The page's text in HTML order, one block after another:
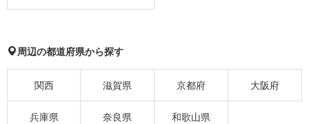
周辺の都道府県から探す
関西 滋賀県 京都府 大阪府
兵庫県 奈良県 和歌山県